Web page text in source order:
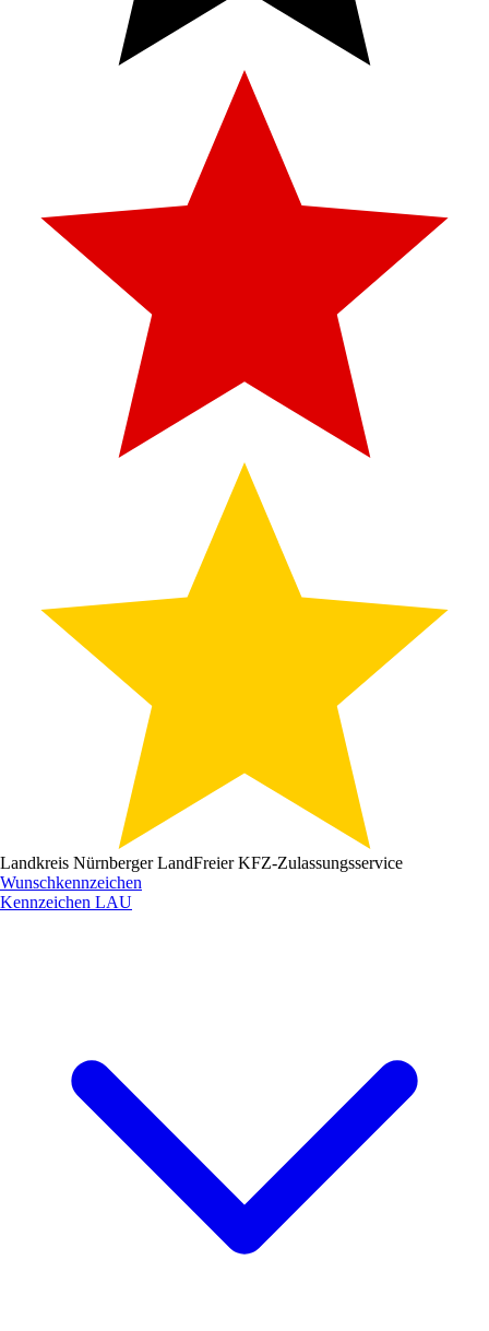
Landkreis Nürnberger LandFreier KFZ-Zulassungsservice
Wunschkennzeichen
Kennzeichen LAU